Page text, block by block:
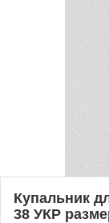
Купальник
38 УКР